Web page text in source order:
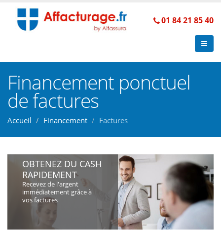
01 84 21 85 40
Financement ponctuel
de factures
Accueil Financement Factures
OBTENEZ DU CASH
RAPIDEMENT
Recevez de l'argent
immédiatement grâce à
vos factures